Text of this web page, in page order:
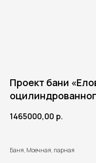
Проект бани
1465000,00 р.
Баня, Моечная, парная